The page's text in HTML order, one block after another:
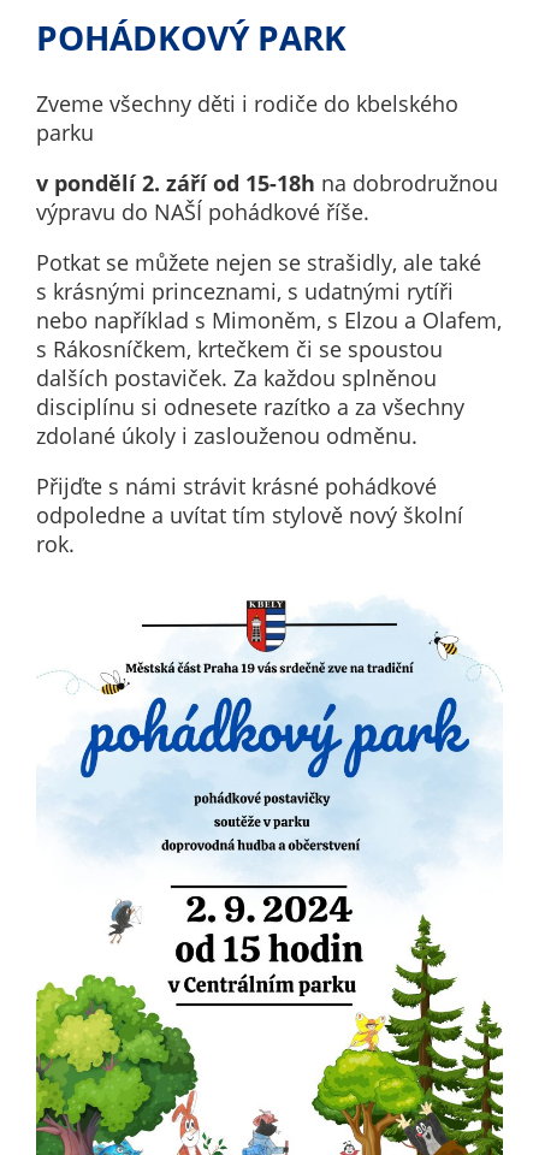
POHÁDKOVÝ PARK
Zveme všechny děti i rodiče do kbelského
parku
v pondělí 2. září od 15-18h na dobrodružnou
výpravu do NAŠÍ pohádkové říše.
Potkat se můžete nejen se strašidly, ale také
s krásnými princeznami, s udatnými rytíři
nebo například s Mimoněm, s Elzou a Olafem,
s Rákosníčkem, krtečkem či se spoustou
dalších postaviček. Za každou splněnou
disciplínu si odnesete razítko a za všechny
zdolané úkoly i zaslouženou odměnu.
Přijďte s námi strávit krásné pohádkové
odpoledne a uvítat tím stylově nový školní
rok.
cookies
individuálně
aktivovány.
Analytické
cookies
Analytické
cookies nám
umožňují
měření
výkonu
našeho webu
a našich
reklamních
určujeme
a zdroje
návštěv našich
internetových
stránek. Data
získaná
pomocí
těchto
cookies
zpracováváme
souhrnně, bez
použití
identifikátorů,
které ukazují
na konkrétní
uživatelé
našeho webu.
Pokud